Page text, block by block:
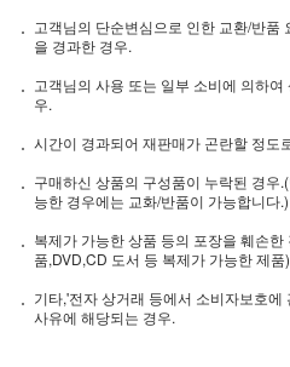
고객님의 단순변심으로 인한 교환/반품
을 경과한 경우.
고객님의 사용 또는 일부 소비에 의하
우.
시간이 경과되어 재판매가 곤란할 정도
구매하신 상품의 구성품이 누락된 경우
능한 경우에는 교화/반품이 가능합니다.)
복제가 가능한 상품 등의 포장을 훼손
품,DVD,CD 도서 등 복제가 가능한 제품)
기타,'전자 상거래 등에서 소비자보호
사유에 해당되는 경우.